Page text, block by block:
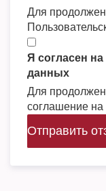
Для
Я согласен
данных
Для
соглашение
Отправить